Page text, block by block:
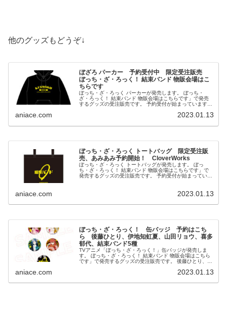
他のグッズもどうぞ↓
ぼざろ パーカー 予約受付中 限定受注販売
ぼっち・ざ・ろっく！ 結束バンド 物販会場はこ
ちらです
ぼっち・ざ・ろっく パーカーが発売します。 ぼっち・
ざ・ろっく！ 結束バンド 物販会場はこちらです」で発売
するグッズの受注販売です。 予約受付が始まっていますの
aniace.com 2023.01.13
ぼっち・ざ・ろっく トートバッグ 限定受注販
売、あみあみ予約開始！ CloverWorks
ぼっち・ざ・ろっく トートバッグが発売します。 ぼっ
ち・ざ・ろっく！ 結束バンド 物販会場はこちらです」で
発売するグッズの受注販売です。 予約受付が始まっていま
aniace.com 2023.01.13
ぼっち・ざ・ろっく！ 缶バッジ 予約はこち
ら 後藤ひとり、伊地知虹夏、山田リョウ、喜多
郁代、結束バンド5種
TVアニメ「ぼっち・ざ・ろっく！」缶バッジが発売しま
す。 ぼっち・ざ・ろっく！ 結束バンド 物販会場はこちら
です」で発売するグッズの受注販売です。 後藤ひとり、伊
aniace.com 2023.01.13